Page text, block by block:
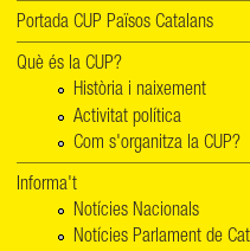
Portada CUP Països Catalans
Què és la CUP?
Història i naixement
Activitat política
Com s'organitza la CUP?
Informa't
Notícies Nacionals
Notícies Parlament de